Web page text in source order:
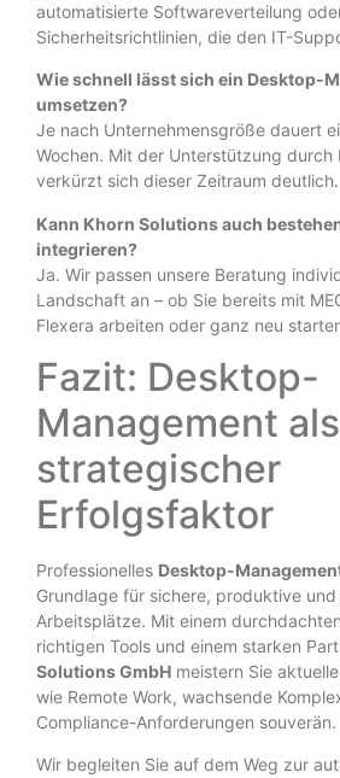
automatisierte Softwareverteilung
Sicherheitsrichtlinien, die den IT-
Wie schnell lässt sich ein Desktop-
umsetzen?
Je nach Unternehmensgröße dauert
Wochen. Mit der Unterstützung durch
verkürzt sich dieser Zeitraum deutlich.
Kann Khorn Solutions auch
integrieren?
Ja. Wir passen unsere Beratung
Landschaft an – ob Sie bereits mit
Flexera arbeiten oder ganz neu
Fazit: Desktop-
Management als
strategischer
Erfolgsfaktor
Professionelles Desktop-
Grundlage für sichere, produktive
Arbeitsplätze. Mit einem
richtigen Tools und einem starken
Solutions GmbH meistern Sie
wie Remote Work, wachsende
Compliance-Anforderungen souverän.
Wir begleiten Sie auf dem Weg zur